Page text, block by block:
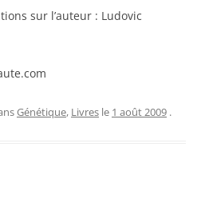
sur l’auteur : Ludovic
Génétique, Livres le 1 août 2009 .